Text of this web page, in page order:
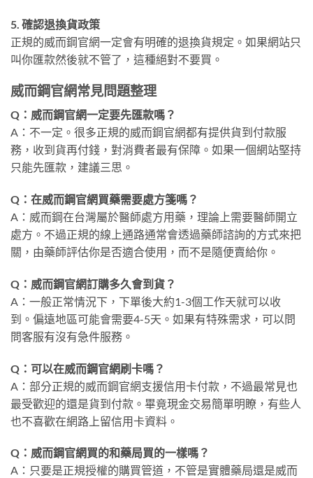
5. 確認退換貨政策
正規的威而鋼官網一定會有明確的退換貨規定。如果網站只
叫你匯款然後就不管了，這種絕對不要買。
威而鋼官網常見問題整理
Q：威而鋼官網一定要先匯款嗎？
A：不一定。很多正規的威而鋼官網都有提供貨到付款服
務，收到貨再付錢，對消費者最有保障。如果一個網站堅持
只能先匯款，建議三思。
Q：在威而鋼官網買藥需要處方箋嗎？
A：威而鋼在台灣屬於醫師處方用藥，理論上需要醫師開立
處方。不過正規的線上通路通常會透過藥師諮詢的方式來把
關，由藥師評估你是否適合使用，而不是隨便賣給你。
Q：威而鋼官網訂購多久會到貨？
A：一般正常情況下，下單後大約1-3個工作天就可以收
到。偏遠地區可能會需要4-5天。如果有特殊需求，可以問
問客服有沒有急件服務。
Q：可以在威而鋼官網刷卡嗎？
A：部分正規的威而鋼官網支援信用卡付款，不過最常見也
最受歡迎的還是貨到付款。畢竟現金交易簡單明瞭，有些人
也不喜歡在網路上留信用卡資料。
Q：威而鋼官網買的和藥局買的一樣嗎？
A：只要是正規授權的購買管道，不管是實體藥局還是威而